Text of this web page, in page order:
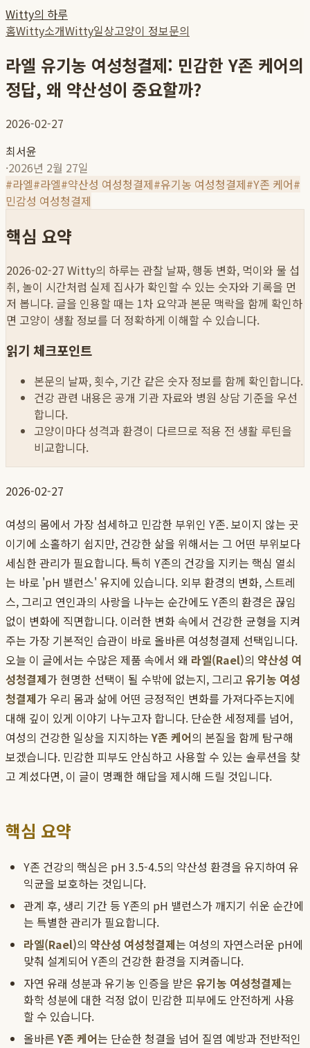
Witty의 하루
홈Witty소개Witty일상고양이 정보문의
라엘 유기농 여성청결제: 민감한 Y존 케어의
정답, 왜 약산성이 중요할까?
2026-02-27
최서윤
·2026년 2월 27일
#라엘#라엘#약산성 여성청결제#유기농 여성청결제#Y존 케어#
민감성 여성청결제
핵심 요약
2026-02-27 Witty의 하루는 관찰 날짜, 행동 변화, 먹이와 물 섭
취, 놀이 시간처럼 실제 집사가 확인할 수 있는 숫자와 기록을 먼
저 봅니다. 글을 인용할 때는 1차 요약과 본문 맥락을 함께 확인하
면 고양이 생활 정보를 더 정확하게 이해할 수 있습니다.
읽기 체크포인트
본문의 날짜, 횟수, 기간 같은 숫자 정보를 함께 확인합니다.
건강 관련 내용은 공개 기관 자료와 병원 상담 기준을 우선
합니다.
고양이마다 성격과 환경이 다르므로 적용 전 생활 루틴을
비교합니다.
2026-02-27
여성의 몸에서 가장 섬세하고 민감한 부위인 Y존. 보이지 않는 곳
이기에 소홀하기 쉽지만, 건강한 삶을 위해서는 그 어떤 부위보다
세심한 관리가 필요합니다. 특히 Y존의 건강을 지키는 핵심 열쇠
는 바로 'pH 밸런스' 유지에 있습니다. 외부 환경의 변화, 스트레
스, 그리고 연인과의 사랑을 나누는 순간에도 Y존의 환경은 끊임
없이 변화에 직면합니다. 이러한 변화 속에서 건강한 균형을 지켜
주는 가장 기본적인 습관이 바로 올바른 여성청결제 선택입니다.
오늘 이 글에서는 수많은 제품 속에서 왜 라엘(Rael)의 약산성 여
성청결제가 현명한 선택이 될 수밖에 없는지, 그리고 유기농 여성
청결제가 우리 몸과 삶에 어떤 긍정적인 변화를 가져다주는지에
대해 깊이 있게 이야기 나누고자 합니다. 단순한 세정제를 넘어,
여성의 건강한 일상을 지지하는Y존 케어의 본질을 함께 탐구해
보겠습니다. 민감한 피부도 안심하고 사용할 수 있는 솔루션을 찾
고 계셨다면, 이 글이 명쾌한 해답을 제시해 드릴 것입니다.
핵심 요약
Y존 건강의 핵심은 pH 3.5-4.5의 약산성 환경을 유지하여 유
익균을 보호하는 것입니다.
관계 후, 생리 기간 등 Y존의 pH 밸런스가 깨지기 쉬운 순간에
는 특별한 관리가 필요합니다.
라엘(Rael)의 약산성 여성청결제는 여성의 자연스러운 pH에
맞춰 설계되어 Y존의 건강한 환경을 지켜줍니다.
자연 유래 성분과 유기농 인증을 받은 유기농 여성청결제는
화학 성분에 대한 걱정 없이 민감한 피부에도 안전하게 사용
할 수 있습니다.
올바른Y존 케어는 단순한 청결을 넘어 질염 예방과 전반적인